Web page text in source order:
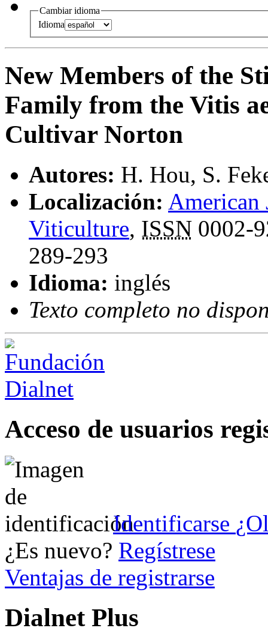
Cambiar idioma
Idioma
New Members of the
Family from the Vitis
Cultivar Norton
Autores: H. Hou, S.
Localización: American
Viticulture, ISSN 0002-
289-293
Idioma: inglés
Texto completo no
Acceso de usuarios
Identificarse
¿Es nuevo? Regístrese
Ventajas de registrarse
Dialnet Plus